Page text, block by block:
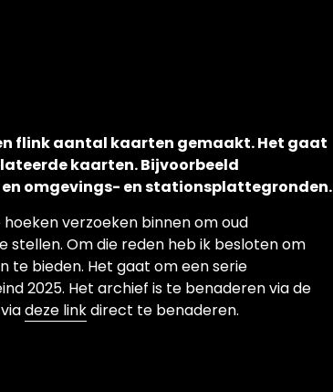
flink aantal kaarten gemaakt. Het gaat
kaarten. Bijvoorbeeld
omgevings- en stationsplattegronden.
verzoeken binnen om oud
Om die reden heb ik besloten om
te bieden. Het gaat om een serie
2025. Het archief is te benaderen via de
deze linkdirect te benaderen.